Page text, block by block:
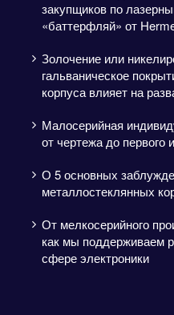
закупщиков по
«баттерфляй» от
Золочение или
гальваническое
корпуса влияет на
Малосерийная
от чертежа до первого
О 5 основных
металлостеклянных
От мелкосерийного
как мы поддерживаем
сфере электроники